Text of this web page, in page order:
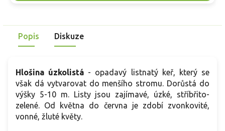
Popis Diskuze
Hlošina úzkolistá - opadavý listnatý keř, který se
však dá vytvarovat do menšího stromu. Dorůstá do
výšky 5-10 m. Listy jsou zajímavé, úzké, stříbřito-
zelené. Od května do června je zdobí zvonkovité,
vonné, žluté květy.